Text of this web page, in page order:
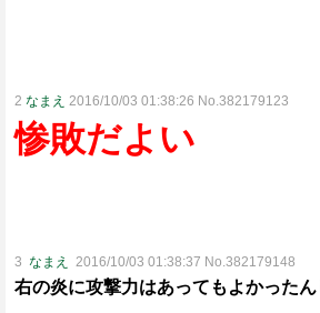
2 なまえ 2016/10/03 01:38:26 No.382179123
惨敗だよい
3 なまえ 2016/10/03 01:38:37 No.382179148
右の炎に攻撃力はあってもよかった